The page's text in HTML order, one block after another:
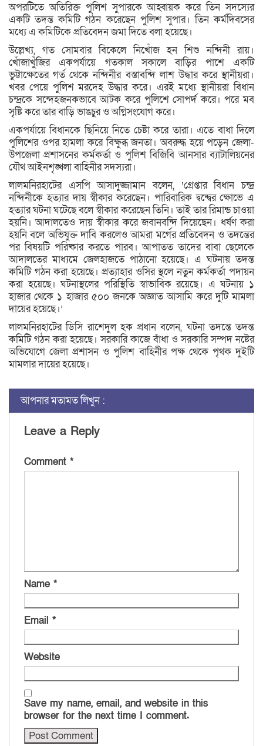
অপরটিতে অতিরিক্ত পুলিশ সুপারকে আহ্বায়ক করে তিন সদস্যের
একটি তদন্ত কমিটি গঠন করেছেন পুলিশ সুপার। তিন কর্মদিবসের
মধ্যে এ কমিটিকে প্রতিবেদন জমা দিতে বলা হয়েছে।
উল্লেখ্য, গত সোমবার বিকেলে নিখোঁজ হন শিশু নন্দিনী রায়।
খোঁজাখুঁজির একপর্যায়ে গতকাল সকালে বাড়ির পাশে একটি
ভুট্টাক্ষেতের গর্ত থেকে নন্দিনীর বস্তাবন্দি লাশ উদ্ধার করে স্থানীয়রা।
খবর পেয়ে পুলিশ মরদেহ উদ্ধার করে। এরই মধ্যে স্থানীয়রা বিধান
চন্দ্রকে সন্দেহজনকভাবে আটক করে পুলিশে সোপর্দ করে। পরে মব
সৃষ্টি করে তার বাড়ি ভাঙচুর ও অগ্নিসংযোগ করে।
একপর্যায়ে বিধানকে ছিনিয়ে নিতে চেষ্টা করে তারা। এতে বাধা দিলে
পুলিশের ওপর হামলা করে বিক্ষুব্ধ জনতা। অবরুদ্ধ হয়ে পড়েন জেলা-
উপজেলা প্রশাসনের কর্মকর্তা ও পুলিশ বিজিবি আনসার ব্যাটালিয়নের
যৌথ আইনশৃঙ্খলা বাহিনীর সদস্যরা।
লালমনিরহাটের এসপি আসাদুজ্জামান বলেন, ‘গ্রেপ্তার বিধান চন্দ্র
নন্দিনীকে হত্যার দায় স্বীকার করেছেন। পারিবারিক দ্বন্দ্বের ক্ষোভে এ
হত্যার ঘটনা ঘটেছে বলে স্বীকার করেছেন তিনি। তাই তার রিমান্ড চাওয়া
হয়নি। আদালতেও দায় স্বীকার করে জবানবন্দি দিয়েছেন। ধর্ষণ করা
হয়নি বলে অভিযুক্ত দাবি করলেও আমরা মর্গের প্রতিবেদন ও তদন্তের
পর বিষয়টি পরিষ্কার করতে পারব। আপাতত তাদের বাবা ছেলেকে
আদালতের মাধ্যমে জেলহাজতে পাঠানো হয়েছে। এ ঘটনায় তদন্ত
কমিটি গঠন করা হয়েছে। প্রত্যাহার ওসির স্থলে নতুন কর্মকর্তা পদায়ন
করা হয়েছে। ঘটনাস্থলের পরিস্থিতি স্বাভাবিক রয়েছে। এ ঘটনায় ১
হাজার থেকে ১ হাজার ৫০০ জনকে অজ্ঞাত আসামি করে দুটি মামলা
দায়ের হয়েছে।’
লালমনিরহাটের ডিসি রাশেদুল হক প্রধান বলেন, ঘটনা তদন্তে তদন্ত
কমিটি গঠন করা হয়েছে। সরকারি কাজে বাঁধা ও সরকারি সম্পদ নষ্টের
অভিযোগে জেলা প্রশাসন ও পুলিশ বাহিনীর পক্ষ থেকে পৃথক দুইটি
মামলার দায়ের হয়েছে।
আপনার মতামত লিখুন :
Leave a Reply
Comment *
Name *
Email *
Website
Save my name, email, and website in this
browser for the next time I comment.